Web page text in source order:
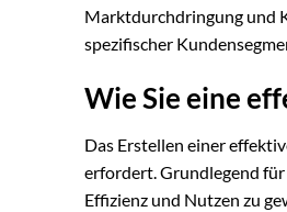
Marktdurchdringung und
spezifischer
Wie Sie eine
Das Erstellen einer
erfordert. Grundlegend für
Effizienz und Nutzen zu